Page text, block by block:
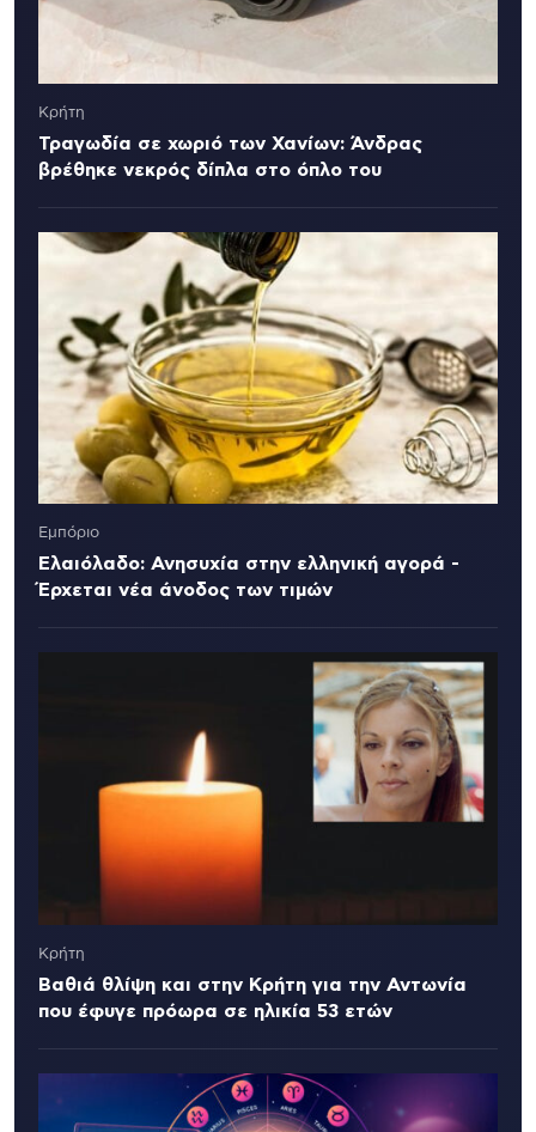
Κρήτη
Τραγωδία σε χωριό των Χανίων: Άνδρας
βρέθηκε νεκρός δίπλα στο όπλο του
Εμπόριο
Ελαιόλαδο: Ανησυχία στην ελληνική αγορά -
Έρχεται νέα άνοδος των τιμών
Κρήτη
Βαθιά θλίψη και στην Κρήτη για την Αντωνία
που έφυγε πρόωρα σε ηλικία 53 ετών